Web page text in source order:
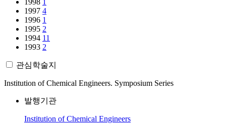
1998 1
1997 4
1996 1
1995 2
1994 11
1993 2
관심학술지
Institution of Chemical Engineers. Symposium Series
발행기관
Institution of Chemical Engineers